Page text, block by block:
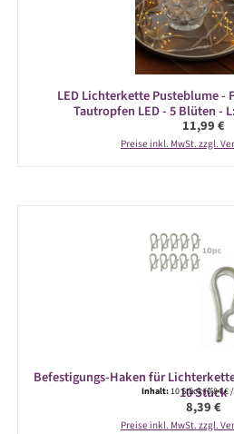
LED Lichterkette Pusteblume -
Tautropfen LED - 5 Blüten -
Regulärer
11,99 €
Preise inkl. MwSt. zzgl.
Befestigungs-Haken für
10 Stück
Inhalt:10 Stück(0,84 €
8,39 €
Preise inkl. MwSt. zzgl.